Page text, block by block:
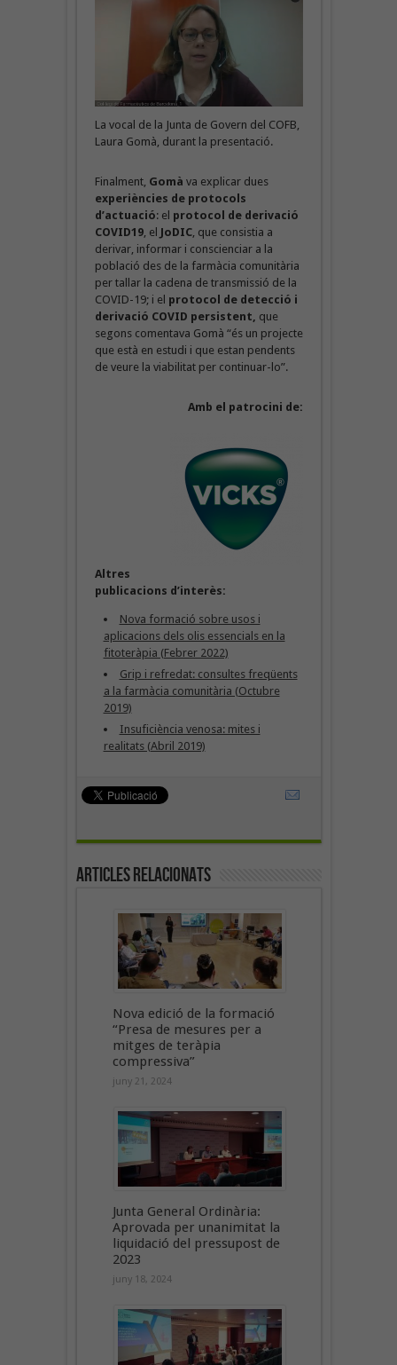
La vocal de la Junta de Govern del COFB,
Laura Gomà, durant la presentació.
Finalment, Gomà va explicar dues
experiències de protocols
d’actuació: el protocol de derivació
COVID19, el JoDIC, que consistia a
derivar, informar i conscienciar a la
població des de la farmàcia comunitària
per tallar la cadena de transmissió de la
COVID-19; i el protocol de detecció i
derivació COVID persistent, que
segons comentava Gomà “és un projecte
que està en estudi i que estan pendents
de veure la viabilitat per continuar-lo”.
Amb el patrocini de:
Altres
publicacions d’interès:
Nova formació sobre usos i
aplicacions dels olis essencials en la
fitoteràpia (Febrer 2022)
Grip i refredat: consultes freqüents
a la farmàcia comunitària (Octubre
2019)
Insuficiència venosa: mites i
realitats (Abril 2019)
Articles Relacionats
Nova edició de la formació
“Presa de mesures per a
mitges de teràpia
compressiva”
juny 21, 2024
Junta General Ordinària:
Aprovada per unanimitat la
liquidació del pressupost de
2023
juny 18, 2024